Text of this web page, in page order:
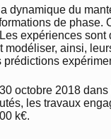
dynamique du
de
expériences
modéliser, ainsi,
octobre 2018
les travaux
k€.